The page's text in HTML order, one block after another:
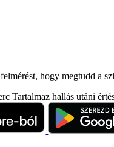
hogy megtudd a
Tartalmaz hallás utáni